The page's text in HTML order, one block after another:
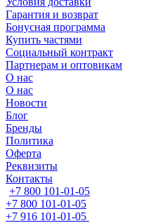
Гарантия и возврат
Бонусная программа
Купить частями
Социальный контракт
Партнерам и оптовикам
О нас
О нас
Новости
Блог
Бренды
Политика
Оферта
Реквизиты
Контакты
+7 800 101-01-05
+7 800 101-01-05
+7 916 101-01-05